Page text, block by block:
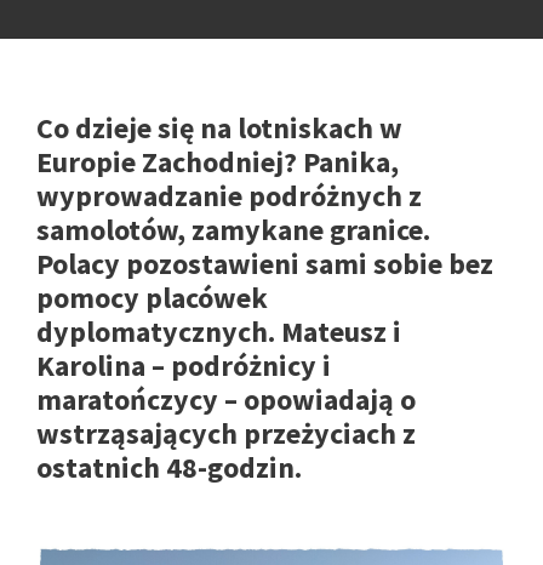
Co dzieje się na lotniskach w
Europie Zachodniej? Panika,
wyprowadzanie podróżnych z
samolotów, zamykane granice.
Polacy pozostawieni sami sobie bez
pomocy placówek
dyplomatycznych. Mateusz i
Karolina – podróżnicy i
maratończycy – opowiadają o
wstrząsających przeżyciach z
ostatnich 48-godzin.